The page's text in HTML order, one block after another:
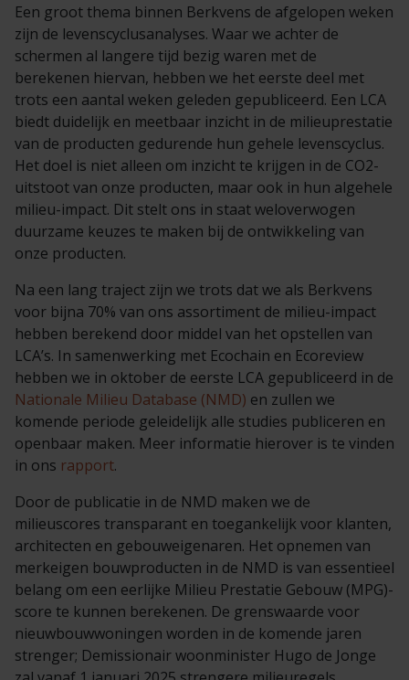
Een groot thema binnen Berkvens de afgelopen weken
zijn de levenscyclusanalyses. Waar we achter de
schermen al langere tijd bezig waren met de
berekenen hiervan, hebben we het eerste deel met
trots een aantal weken geleden gepubliceerd. Een LCA
biedt duidelijk en meetbaar inzicht in de milieuprestatie
van de producten gedurende hun gehele levenscyclus.
Het doel is niet alleen om inzicht te krijgen in de CO2-
uitstoot van onze producten, maar ook in hun algehele
milieu-impact. Dit stelt ons in staat weloverwogen
duurzame keuzes te maken bij de ontwikkeling van
onze producten.
Na een lang traject zijn we trots dat we als Berkvens
voor bijna 70% van ons assortiment de milieu-impact
hebben berekend door middel van het opstellen van
LCA’s. In samenwerking met Ecochain en Ecoreview
hebben we in oktober de eerste LCA gepubliceerd in de
Nationale Milieu Database (NMD) en zullen we
komende periode geleidelijk alle studies publiceren en
openbaar maken. Meer informatie hierover is te vinden
in ons rapport.
Door de publicatie in de NMD maken we de
milieuscores transparant en toegankelijk voor klanten,
architecten en gebouweigenaren. Het opnemen van
merkeigen bouwproducten in de NMD is van essentieel
belang om een eerlijke Milieu Prestatie Gebouw (MPG)-
score te kunnen berekenen. De grenswaarde voor
nieuwbouwwoningen worden in de komende jaren
strenger; Demissionair woonminister Hugo de Jonge